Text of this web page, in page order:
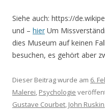
Siehe auch: https://
und – hier Um
dies Museum auf keinen
besuchen, es gehört aber
Dieser Beitrag wurde am 6.
Malerei, Psychologie
Gustave Courbet, John Ruskin